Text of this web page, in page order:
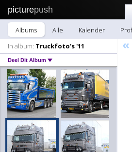
picturepush
Albums Alle Kalender
In album: Truckfoto's '11
Deel Dit Album
«